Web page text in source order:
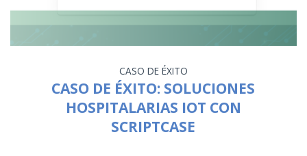
CASO DE ÉXITO
CASO DE ÉXITO: SOLUCIONES
HOSPITALARIAS IOT CON
SCRIPTCASE